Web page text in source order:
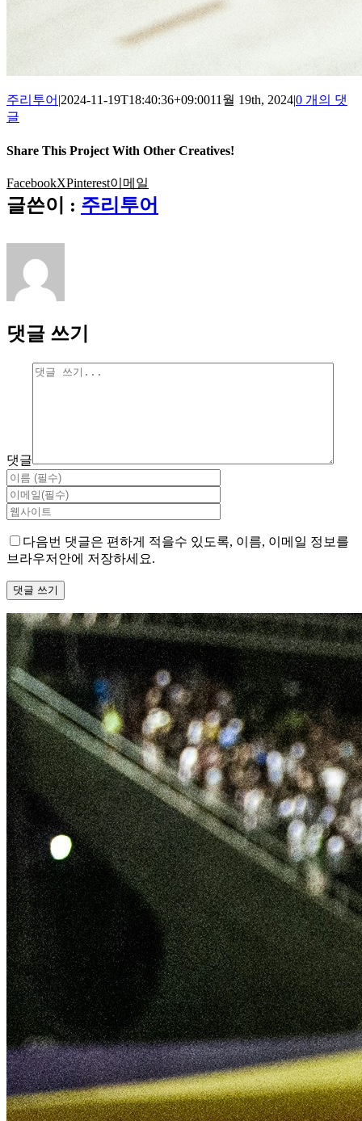
주리투어 |2024-11-19T18:40:36+09:0011월 19th, 2024|0 개의 댓
글
Share This Project With Other Creatives!
FacebookXPinterest이메일
글쓴이 : 주리투어
댓글 쓰기
댓글
다음번 댓글은 편하게 적을수 있도록, 이름, 이메일 정보를
브라우저안에 저장하세요.